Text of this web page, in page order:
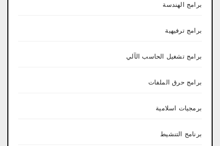
برامج الهندسة
برامج ترفيهية
برامج تشغيل الحاسب الآلي
برامج حرق الملفات
برمجيات اسلامية
برنامج التنشيط